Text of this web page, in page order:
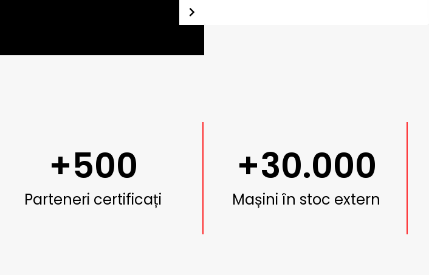
+500
Parteneri certificați
+30.000
Mașini în stoc extern